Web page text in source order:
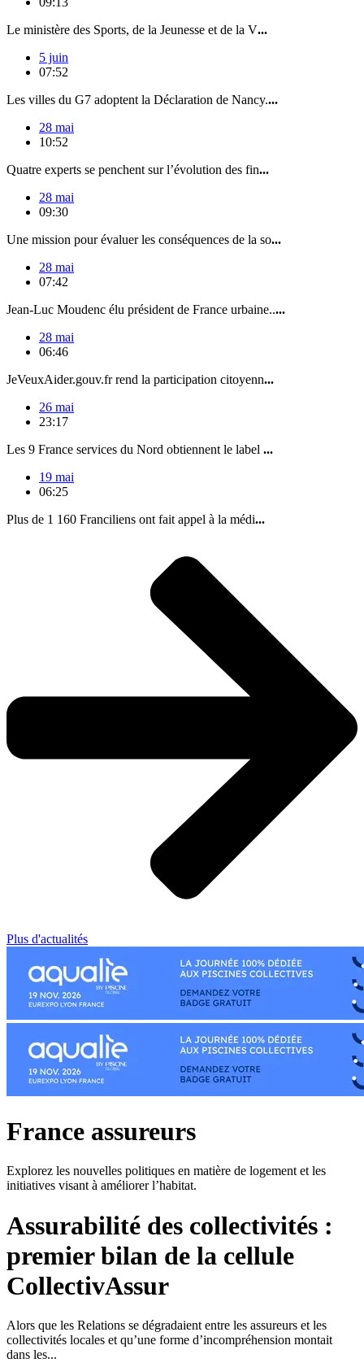
Le ministère des Sports, de la Jeunesse et de la V...
5 juin
07:52
Les villes du G7 adoptent la Déclaration de Nancy....
28 mai
10:52
Quatre experts se penchent sur l’évolution des fin...
28 mai
09:30
Une mission pour évaluer les conséquences de la so...
28 mai
07:42
Jean-Luc Moudenc élu président de France urbaine.....
28 mai
06:46
JeVeuxAider.gouv.fr rend la participation citoyenn...
26 mai
23:17
Les 9 France services du Nord obtiennent le label ...
19 mai
06:25
Plus de 1 160 Franciliens ont fait appel à la médi...
Plus d'actualités
France assureurs
Explorez les nouvelles politiques en matière de logement et les
initiatives visant à améliorer l’habitat.
Assurabilité des collectivités :
premier bilan de la cellule
CollectivAssur
Alors que les Relations se dégradaient entre les assureurs et les
collectivités locales et qu’une forme d’incompréhension montait
dans les...